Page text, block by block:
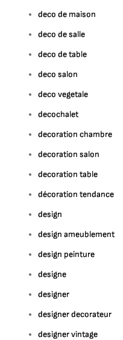
deco de maison
deco de salle
deco de table
deco salon
deco vegetale
decochalet
decoration chambre
decoration salon
decoration table
décoration tendance
design
design ameublement
design peinture
designe
designer
designer decorateur
designer vintage